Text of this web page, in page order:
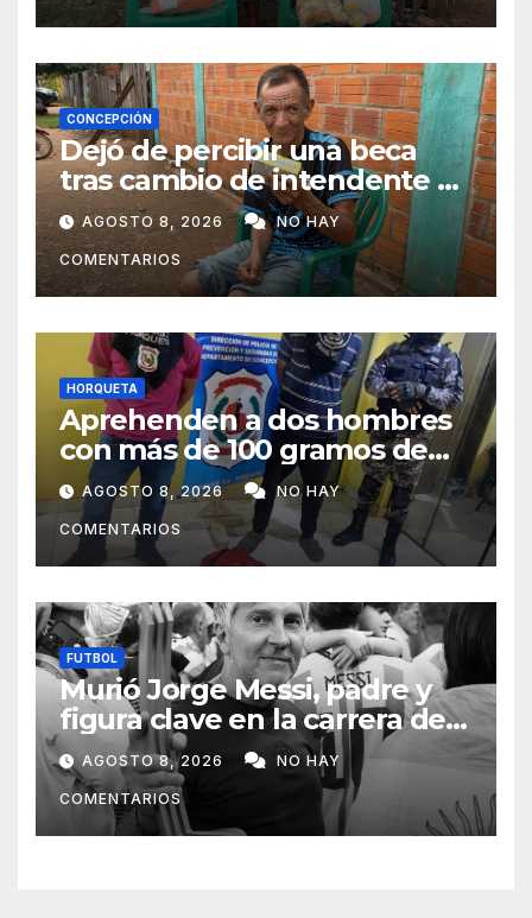
CONCEPCIÓN
Dejó de percibir una beca
tras cambio de intendente y
ahora vende caramelos para
subsistir
AGOSTO 8, 2026 NO HAY
COMENTARIOS
HORQUETA
Aprehenden a dos hombres
con más de 100 gramos de
supuesta marihuana en
Horqueta
AGOSTO 8, 2026 NO HAY
COMENTARIOS
FUTBOL
Murió Jorge Messi, padre y
figura clave en la carrera de
Lionel Messi
AGOSTO 8, 2026 NO HAY
COMENTARIOS